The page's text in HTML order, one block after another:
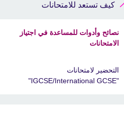
كيف تستعد للامتحانات
نصائح وأدوات للمساعدة في اجتياز
الامتحانات
التحضير لامتحانات
"IGCSE/International GCSE"